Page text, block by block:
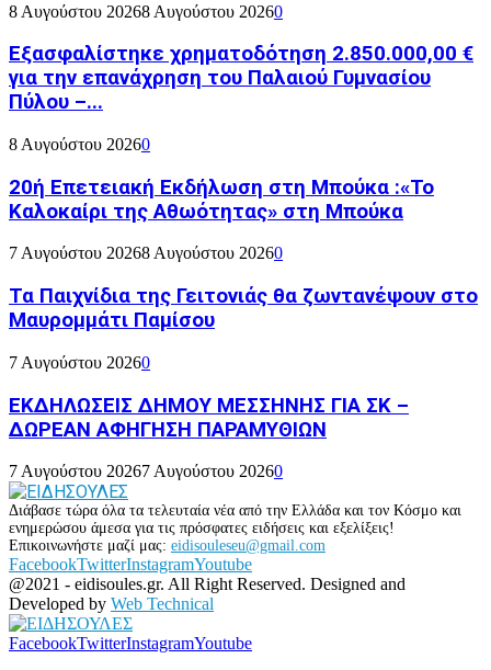
8 Αυγούστου 20268 Αυγούστου 20260
Εξασφαλίστηκε χρηματοδότηση 2.850.000,00 €
για την επανάχρηση του Παλαιού Γυμνασίου
Πύλου –...
8 Αυγούστου 20260
20ή Επετειακή Εκδήλωση στη Μπούκα :«Το
Καλοκαίρι της Αθωότητας» στη Μπούκα
7 Αυγούστου 20268 Αυγούστου 20260
Τα Παιχνίδια της Γειτονιάς θα ζωντανέψουν στο
Μαυρομμάτι Παμίσου
7 Αυγούστου 20260
ΕΚΔΗΛΩΣΕΙΣ ΔΗΜΟΥ ΜΕΣΣΗΝΗΣ ΓΙΑ ΣΚ –
ΔΩΡΕΑΝ ΑΦΗΓΗΣΗ ΠΑΡΑΜΥΘΙΩΝ
7 Αυγούστου 20267 Αυγούστου 20260
Διάβασε τώρα όλα τα τελευταία νέα από την Ελλάδα και τον Κόσμο και
ενημερώσου άμεσα για τις πρόσφατες ειδήσεις και εξελίξεις!
Επικοινωνήστε μαζί μας: eidisouleseu@gmail.com
FacebookTwitterInstagramYoutube
@2021 - eidisoules.gr. All Right Reserved. Designed and
Developed by Web Technical
FacebookTwitterInstagramYoutube